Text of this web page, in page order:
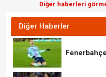
Diğer haberleri
Diğer Haberler